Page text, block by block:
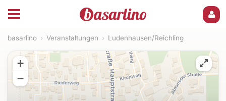
basarlino › Veranstaltungen › Ludenhausen/Reichling
+
−